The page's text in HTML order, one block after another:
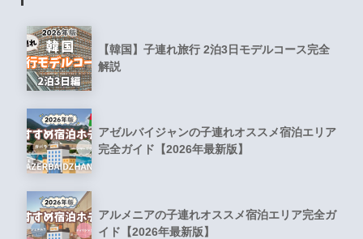
【韓国】子連れ旅行 2泊3日モデルコース完全
解説
アゼルバイジャンの子連れオススメ宿泊エリア
完全ガイド【2026年最新版】
アルメニアの子連れオススメ宿泊エリア完全ガ
イド【2026年最新版】